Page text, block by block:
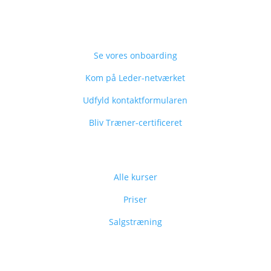
Se vores onboarding
Kom på Leder-netværket
Udfyld kontaktformularen
Bliv Træner-certificeret
Alle kurser
Priser
Salgstræning